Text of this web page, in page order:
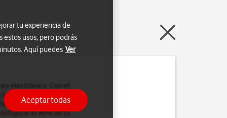
dispositivos. Por
para correo
el APN de tu
tu experiencia de
estos usos, pero podrás
Aquí puedes Ver
Aceptar todas